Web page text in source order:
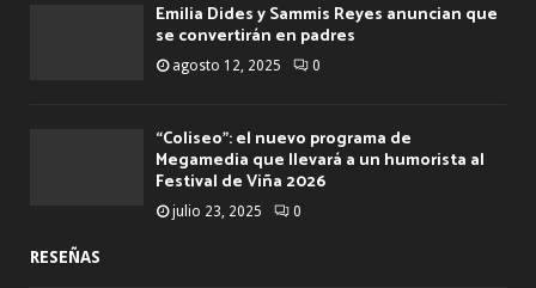
Emilia Dides y Sammis Reyes anuncian que
se convertirán en padres
agosto 12, 2025 0
“Coliseo”: el nuevo programa de
Megamedia que llevará a un humorista al
Festival de Viña 2026
julio 23, 2025 0
RESEÑAS